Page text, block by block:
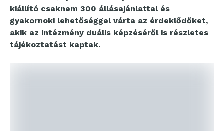
kiállító csaknem 300 állásajánlattal és
gyakornoki lehetőséggel várta az érdeklődőket,
akik az intézmény duális képzéséről is részletes
tájékoztatást kaptak.